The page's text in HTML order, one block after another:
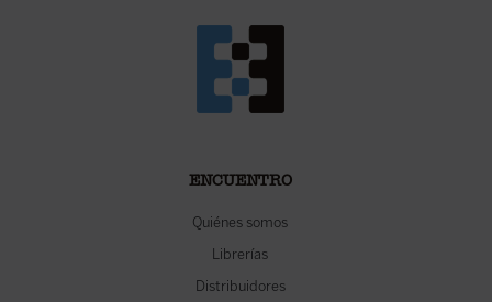
ENCUENTRO
Quiénes somos
Librerías
Distribuidores